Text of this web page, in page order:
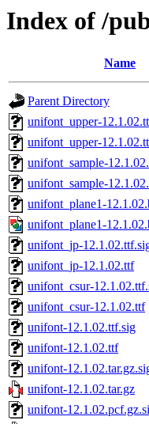
Index of /
Name
Parent Directory
unifont_upper-
unifont_upper-
unifont_sample-
unifont_sample-
unifont_plane1-
unifont_plane1-
unifont_jp-
unifont_jp-12.1.02.ttf
unifont_csur-
unifont_csur-12.1.02.ttf
unifont-12.1.02.ttf.sig
unifont-12.1.02.ttf
unifont-
unifont-12.1.02.tar.gz
unifont-